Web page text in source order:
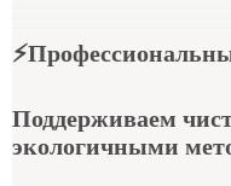
⚡
Поддерживаем
экологичными